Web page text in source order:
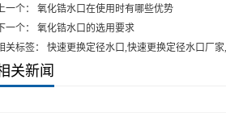
一个：
氧化锆水口在使用时有哪些优势
下一个：
氧化锆水口的选用要求
关标签： 快速更换定径水口,快速更换定径水口厂
关新闻